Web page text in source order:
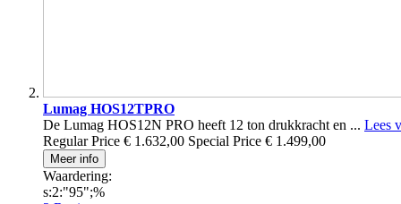
Lumag HOS12TPRO
De Lumag HOS12N PRO heeft 12 ton drukkracht en ... Lees
Regular Price € 1.632,00 Special Price € 1.499,00
Meer info
Waardering:
s:2:"95";%